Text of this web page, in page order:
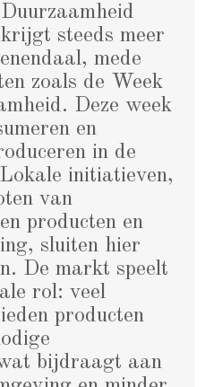
steeds meer
mede
zoals de Week
Deze week
en
in de
initiatieven,
van
producten en
sluiten hier
De markt speelt
rol: veel
producten
bijdraagt aan